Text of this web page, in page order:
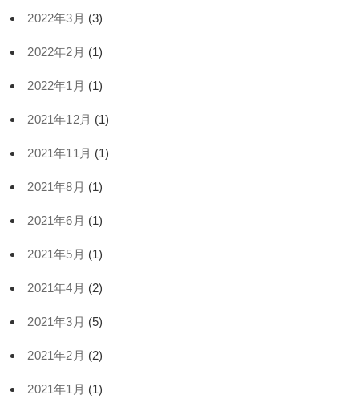
2022年3月 (3)
2022年2月 (1)
2022年1月 (1)
2021年12月 (1)
2021年11月 (1)
2021年8月 (1)
2021年6月 (1)
2021年5月 (1)
2021年4月 (2)
2021年3月 (5)
2021年2月 (2)
2021年1月 (1)